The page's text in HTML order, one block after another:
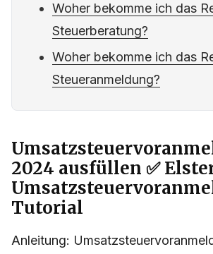
Woher bekomme ich das
Steuerberatung?
Woher bekomme ich das
Steueranmeldung?
2024 ausfüllen ✅
Tutorial
Anleitung: